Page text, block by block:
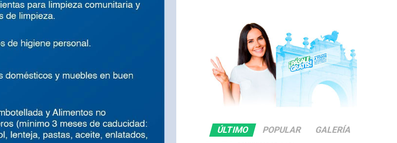
ÚLTIMO POPULAR GALERÍA